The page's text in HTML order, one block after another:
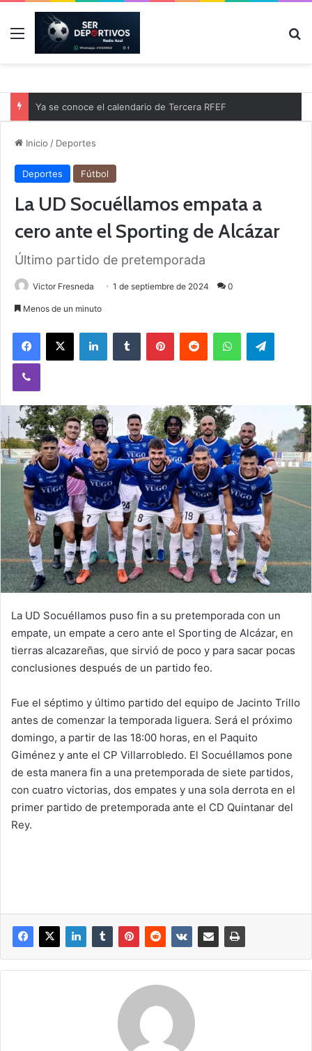
Menú
Ya se conoce el calendario de Tercera RFEF
Inicio / Deportes
Deportes Fútbol
La UD Socuéllamos empata a
cero ante el Sporting de Alcázar
Último partido de pretemporada
Victor Fresneda 1 de septiembre de 2024 0
Menos de un minuto
La UD Socuéllamos puso fin a su pretemporada con un
empate, un empate a cero ante el Sporting de Alcázar, en
tierras alcazareñas, que sirvió de poco y para sacar pocas
conclusiones después de un partido feo.
Fue el séptimo y último partido del equipo de Jacinto Trillo
antes de comenzar la temporada liguera. Será el próximo
domingo, a partir de las 18:00 horas, en el Paquito
Giménez y ante el CP Villarrobledo. El Socuéllamos pone
de esta manera fin a una pretemporada de siete partidos,
con cuatro victorias, dos empates y una sola derrota en el
primer partido de pretemporada ante el CD Quintanar del
Rey.